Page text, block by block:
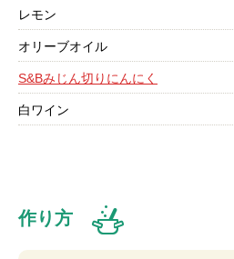
レモン
オリーブオイル
S&Bみじん切りにんにく
白ワイン
作り方